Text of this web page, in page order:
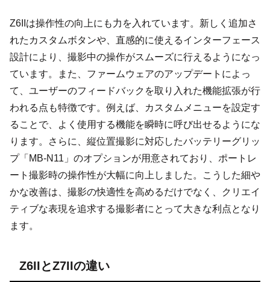
Z6IIは操作性の向上にも力を入れています。新しく追加さ
れたカスタムボタンや、直感的に使えるインターフェース
設計により、撮影中の操作がスムーズに行えるようになっ
ています。また、ファームウェアのアップデートによっ
て、ユーザーのフィードバックを取り入れた機能拡張が行
われる点も特徴です。例えば、カスタムメニューを設定す
ることで、よく使用する機能を瞬時に呼び出せるようにな
ります。さらに、縦位置撮影に対応したバッテリーグリッ
プ「MB-N11」のオプションが用意されており、ポートレ
ート撮影時の操作性が大幅に向上しました。こうした細や
かな改善は、撮影の快適性を高めるだけでなく、クリエイ
ティブな表現を追求する撮影者にとって大きな利点となり
ます。
Z6IIとZ7IIの違い